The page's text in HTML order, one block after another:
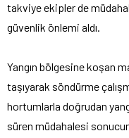
takviye ekipler de
güvenlik önlemi aldı.
Yangın bölgesine koşan
taşıyarak söndürme
hortumlarla doğrudan
süren müdahalesi